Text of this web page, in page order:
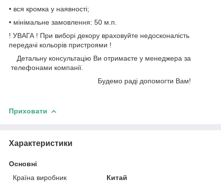
• вся кромка у наявності;
• мінімальне замовлення: 50 м.п.
! УВАГА ! При виборі декору враховуйте недосконалість
передачі кольорів пристроями !
Детальну консультацію Ви отримаєте у менеджера за
телефонами компанії.
Будемо раді допомогти Вам!
Приховати
Характеристики
Основні
Країна виробник
Китай